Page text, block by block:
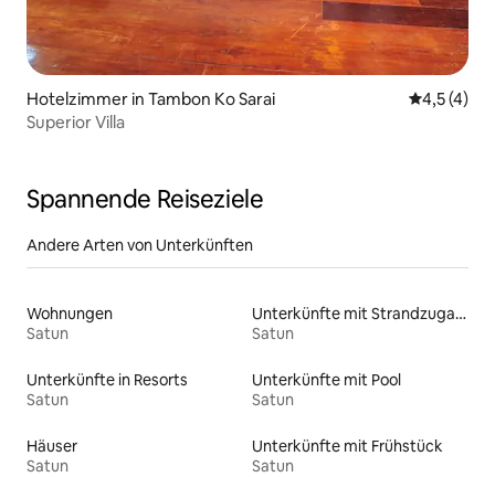
Hotelzimmer in Tambon Ko Sarai
4,5 (4)
Superior Villa
Spannende Reiseziele
Andere Arten von Unterkünften
Wohnungen
Satun
Unterkünfte mit Strandzugang
Satun
Unterkünfte in Resorts
Satun
Unterkünfte mit Pool
Satun
Häuser
Satun
Unterkünfte mit Frühstück
Satun